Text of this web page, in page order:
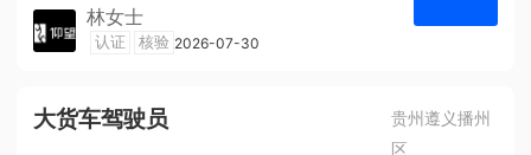
林女士
遵义仰望体验空间
认证 核验 2026-07-30
大货车驾驶员
贵州遵义播州
区